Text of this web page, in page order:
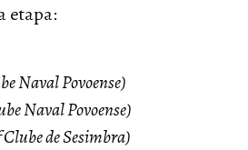
etapa:
Naval Povoense)
Naval Povoense)
de Sesimbra)